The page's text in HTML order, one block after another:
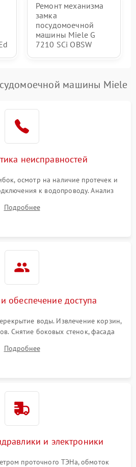
Ремонт механизма
замка
посудомоечной
машины Miele G
7210 SCi OBSW
машины Miele
неисправностей
осмотр на наличие протечек и
к водопроводу. Анализ
слива, нагрева, вращения
срабатывание системы защиты
Подробнее
обеспечение доступа
воды. Извлечение корзин,
Снятие боковых стенок, фасада
ТЭНу и сливной помпе.
Подробнее
и электроники
проточного ТЭНа, обмоток